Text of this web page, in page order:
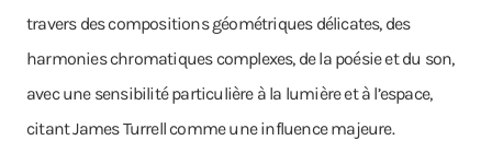
travers des compositions géométriques délicates, des
harmonies chromatiques complexes, de la poésie et du son,
avec une sensibilité particulière à la lumière et à l’espace,
citant James Turrell comme une influence majeure.